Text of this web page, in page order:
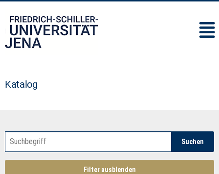
Katalog
Suchen
Filter ausblenden